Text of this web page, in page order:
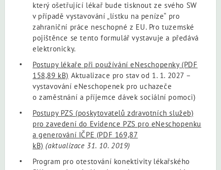
který ošetřující lékař bude tisknout ze svého SW
v případě vystavování „lístku na peníze“ pro
zahraniční práce neschopné z EU. Pro tuzemské
pojištěnce se tento formulář vystavuje a předává
elektronicky.
Postupy lékaře při používání eNeschopenky(PDF
158,89 kB) Aktualizace pro stav od 1. 1. 2027 –
vystavování eNeschopenek pro uchazeče
o zaměstnání a příjemce dávek sociální pomoci)
Postupy PZS (poskytovatelů zdravotních služeb)
pro zavedení do Evidence PZS pro eNeschopenku
a generování IČPE (PDF 169,87
kB) (aktualizace 31. 10. 2019)
Program pro otestování konektivity lékařského